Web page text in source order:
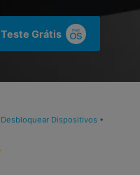
Teste Grátis
Desbloquear Dispositivos•